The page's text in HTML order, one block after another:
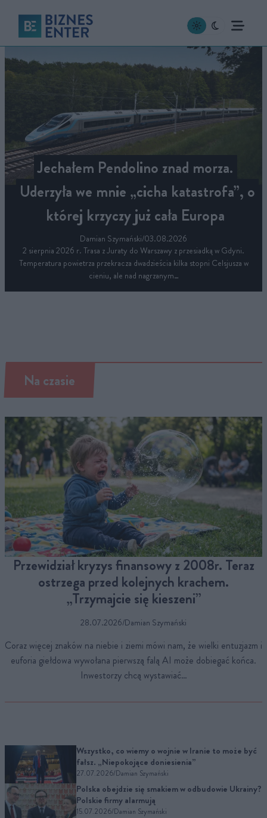
Jechałem Pendolino znad morza.
Uderzyła we mnie „cicha katastrofa”, o
której krzyczy już cała Europa
Damian Szymański/03.08.2026
2 sierpnia 2026 r. Trasa z Juraty do Warszawy z przesiadką w Gdyni.
Temperatura powietrza przekracza dwadzieścia kilka stopni Celsjusza w
cieniu, ale nad nagrzanym…
Na czasie
Przewidział kryzys finansowy z 2008r. Teraz
ostrzega przed kolejnych krachem.
„Trzymajcie się kieszeni”
28.07.2026/Damian Szymański
Coraz więcej znaków na niebie i ziemi mówi nam, że wielki entuzjazm i
euforia giełdowa wywołana pierwszą falą AI może dobiegać końca.
Inwestorzy chcą wystawiać…
Wszystko, co wiemy o wojnie w Iranie to może być
fałsz. „Niepokojące doniesienia”
27.07.2026/Damian Szymański
Polska obejdzie się smakiem w odbudowie Ukrainy?
Polskie firmy alarmują
15.07.2026/Damian Szymański